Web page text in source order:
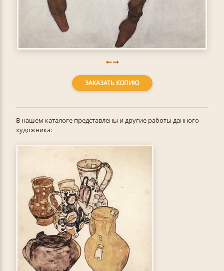
ЗАКАЗАТЬ КОПИЮ
В нашем каталоге представлены и другие работы данного
художника: